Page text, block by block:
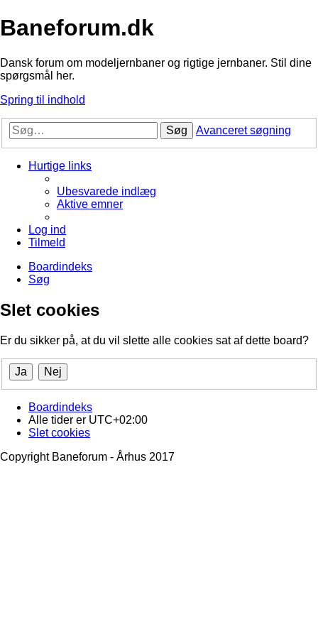
Baneforum.dk
Dansk forum om modeljernbaner og rigtige jernbaner. Stil dine
spørgsmål her.
Spring til indhold
Søg Avanceret søgning
Hurtige links
Ubesvarede indlæg
Aktive emner
Log ind
Tilmeld
Boardindeks
Søg
Slet cookies
Er du sikker på, at du vil slette alle cookies sat af dette board?
Boardindeks
Alle tider er UTC+02:00
Slet cookies
Copyright Baneforum - Århus 2017